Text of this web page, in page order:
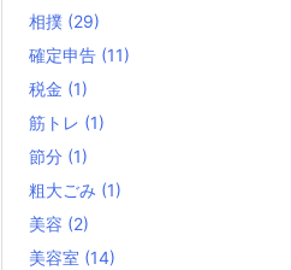
相撲 (29)
確定申告 (11)
税金 (1)
筋トレ (1)
節分 (1)
粗大ごみ (1)
美容 (2)
美容室 (14)